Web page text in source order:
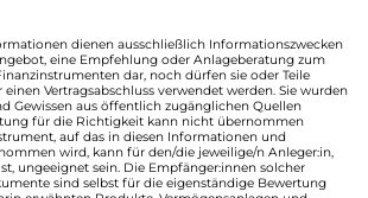
dienen ausschließlich Informationszwecken
eine Empfehlung oder Anlageberatung zum
dar, noch dürfen sie oder Teile
Vertragsabschluss verwendet werden. Sie wurden
Gewissen aus öffentlich zugänglichen Quellen
für die Richtigkeit kann nicht übernommen
auf das in diesen Informationen und
wird, kann für den/die jeweilige/n Anleger:in,
ungeeignet sein. Die Empfänger:innen solcher
sind selbst für die eigenständige Bewertung